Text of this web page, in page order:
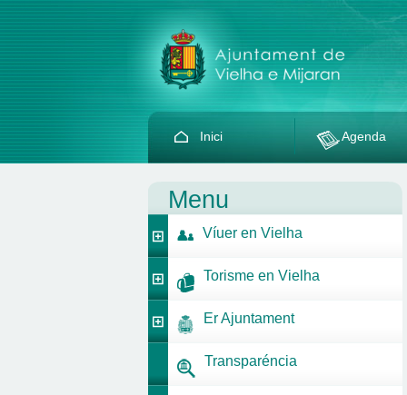
Inici Agenda
Menu
Víuer en Vielha
Torisme en Vielha
Er Ajuntament
Transparéncia